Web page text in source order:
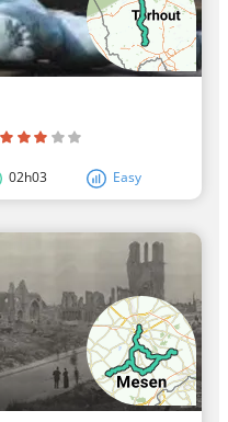
02h03 Easy